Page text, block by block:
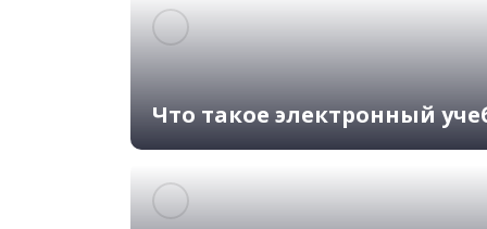
Что такое электронный